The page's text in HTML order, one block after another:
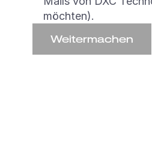
möchten).
Weitermachen